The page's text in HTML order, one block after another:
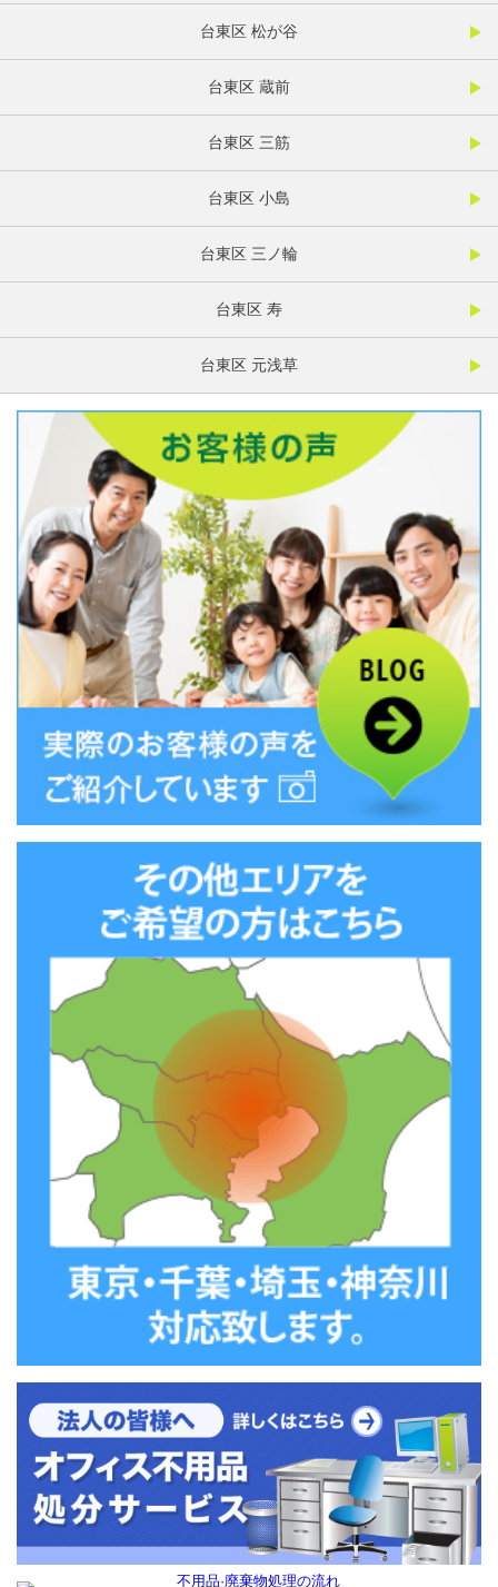
台東区 松が谷
台東区 蔵前
台東区 三筋
台東区 小島
台東区 三ノ輪
台東区 寿
台東区 元浅草